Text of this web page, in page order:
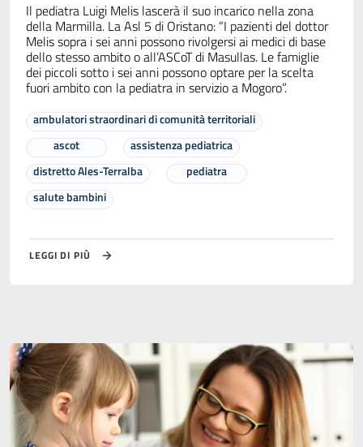
Il pediatra Luigi Melis lascerà il suo incarico nella zona
della Marmilla. La Asl 5 di Oristano: “I pazienti del dottor
Melis sopra i sei anni possono rivolgersi ai medici di base
dello stesso ambito o all’ASCoT di Masullas. Le famiglie
dei piccoli sotto i sei anni possono optare per la scelta
fuori ambito con la pediatra in servizio a Mogoro”.
ambulatori straordinari di comunità territoriali
ascot
assistenza pediatrica
distretto Ales-Terralba
pediatra
salute bambini
LEGGI DI PIÙ